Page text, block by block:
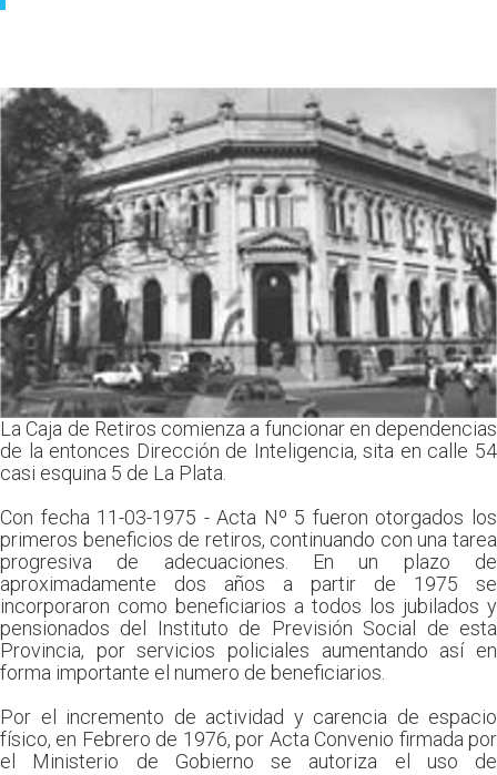
La Caja de Retiros comienza a funcionar en dependencias
de la entonces Dirección de Inteligencia, sita en calle 54
casi esquina 5 de La Plata.
Con fecha 11-03-1975 - Acta Nº 5 fueron otorgados los
primeros beneficios de retiros, continuando con una tarea
progresiva de adecuaciones. En un plazo de
aproximadamente dos años a partir de 1975 se
incorporaron como beneficiarios a todos los jubilados y
pensionados del Instituto de Previsión Social de esta
Provincia, por servicios policiales aumentando así en
forma importante el numero de beneficiarios.
Por el incremento de actividad y carencia de espacio
físico, en Febrero de 1976, por Acta Convenio firmada por
el Ministerio de Gobierno se autoriza el uso de